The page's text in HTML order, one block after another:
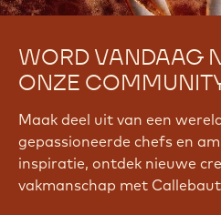
WORD VANDAAG
ONZE
Maak deel uit van een
gepassioneerde chefs en
inspiratie, ontdek nieuwe
vakmanschap met